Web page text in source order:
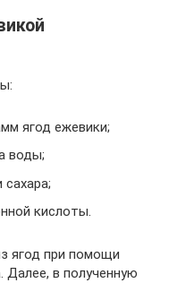
ягод ежевики;
воды;
кислоты.
ягод при помощи
в полученную